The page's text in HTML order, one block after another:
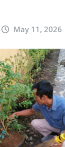
May 11, 2026